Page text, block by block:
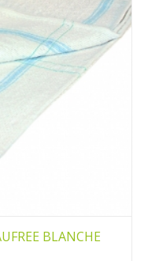
BLANCHE